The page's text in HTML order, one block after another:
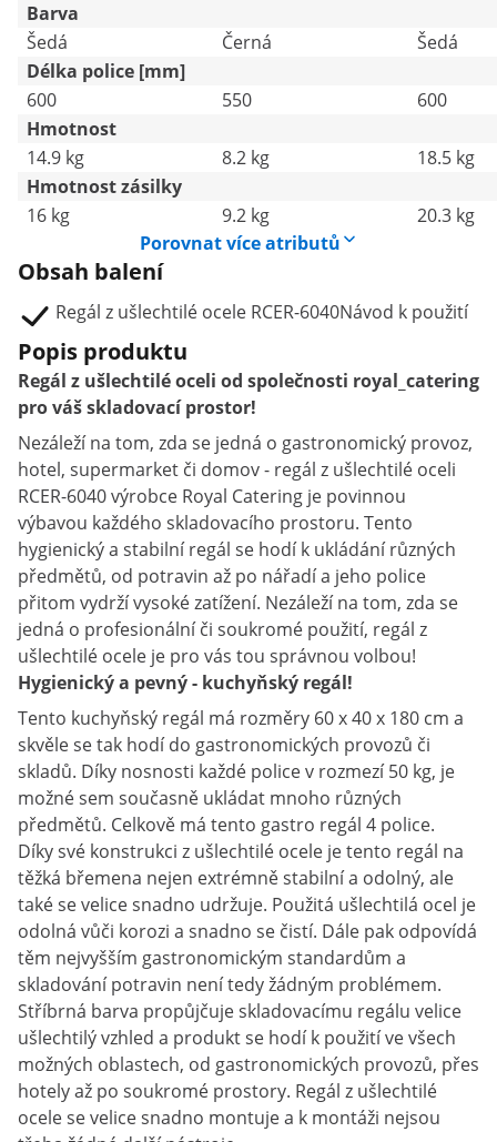
Barva
Šedá
Černá
Šedá
Délka police [mm]
600
550
600
Hmotnost
14.9 kg
8.2 kg
18.5 kg
Hmotnost zásilky
16 kg
9.2 kg
20.3 kg
Porovnat více atributů
Obsah balení
Regál z ušlechtilé ocele RCER-6040Návod k použití
Popis produktu
Regál z ušlechtilé oceli od společnosti royal_catering
pro váš skladovací prostor!
Nezáleží na tom, zda se jedná o gastronomický provoz,
hotel, supermarket či domov - regál z ušlechtilé oceli
RCER-6040 výrobce Royal Catering je povinnou
výbavou každého skladovacího prostoru. Tento
hygienický a stabilní regál se hodí k ukládání různých
předmětů, od potravin až po nářadí a jeho police
přitom vydrží vysoké zatížení. Nezáleží na tom, zda se
jedná o profesionální či soukromé použití, regál z
ušlechtilé ocele je pro vás tou správnou volbou!
Hygienický a pevný - kuchyňský regál!
Tento kuchyňský regál má rozměry 60 x 40 x 180 cm a
skvěle se tak hodí do gastronomických provozů či
skladů. Díky nosnosti každé police v rozmezí 50 kg, je
možné sem současně ukládat mnoho různých
předmětů. Celkově má tento gastro regál 4 police.
Díky své konstrukci z ušlechtilé ocele je tento regál na
těžká břemena nejen extrémně stabilní a odolný, ale
také se velice snadno udržuje. Použitá ušlechtilá ocel je
odolná vůči korozi a snadno se čistí. Dále pak odpovídá
těm nejvyšším gastronomickým standardům a
skladování potravin není tedy žádným problémem.
Stříbrná barva propůjčuje skladovacímu regálu velice
ušlechtilý vzhled a produkt se hodí k použití ve všech
možných oblastech, od gastronomických provozů, přes
hotely až po soukromé prostory. Regál z ušlechtilé
ocele se velice snadno montuje a k montáži nejsou